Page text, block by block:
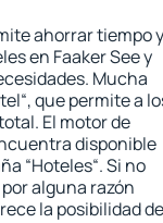
ahorrar tiempo
en Faaker See y
Mucha
que permite a
El motor de
disponible
“Hoteles“. Si no
alguna razón
la posibilidad de